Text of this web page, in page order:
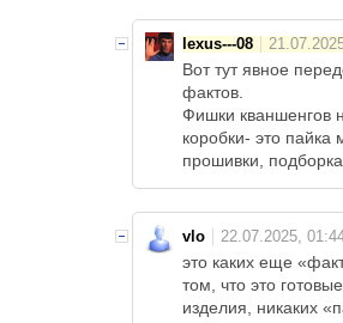
lexus---08
Вот тут явное
фактов.
Фишки кваншенгов
коробки- это пайка
прошивки,
vlo
это каких еще
том, что это
изделия, никаких